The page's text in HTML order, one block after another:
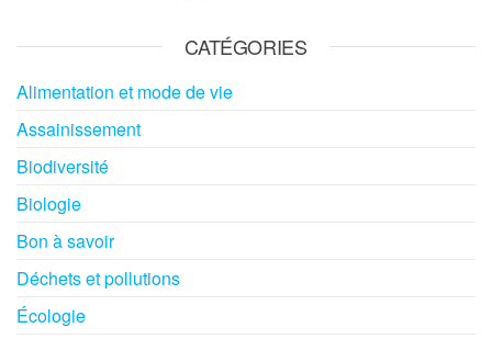
CATÉGORIES
Alimentation et mode de vie
Assainissement
Biodiversité
Biologie
Bon à savoir
Déchets et pollutions
Écologie